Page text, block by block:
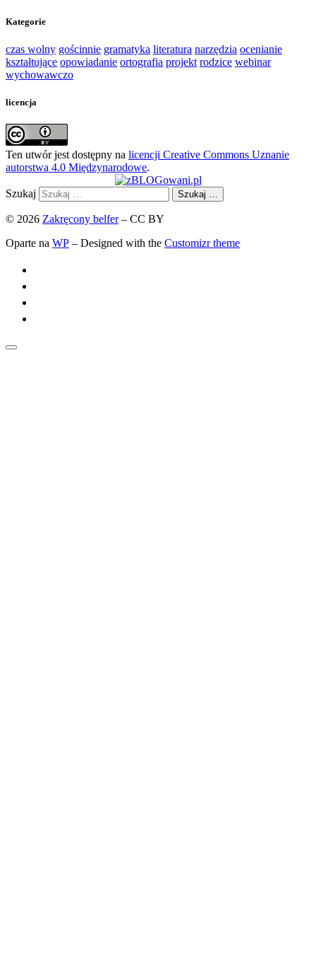
Kategorie
czas wolny gościnnie gramatyka literatura narzędzia ocenianie
kształtujące opowiadanie ortografia projekt rodzice webinar
wychowawczo
licencja
Ten utwór jest dostępny na licencji Creative Commons Uznanie
autorstwa 4.0 Międzynarodowe.
Szukaj Szukaj …
© 2026 Zakręcony belfer– CC BY
Oparte na WP – Designed with the Customizr theme